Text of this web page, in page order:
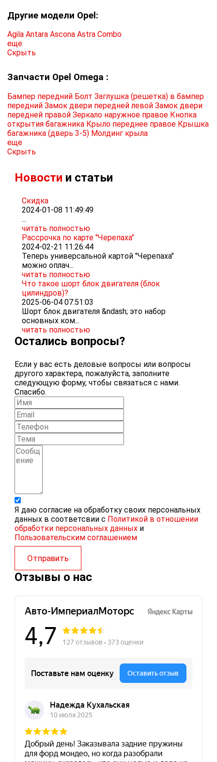
Другие модели Opel:
Agila Antara Ascona Astra Combo
еще
Скрыть
Запчасти Opel Omega :
Бампер передний Болт Заглушка (решетка) в бампер
передний Замок двери передней левой Замок двери
передней правой Зеркало наружное правое Кнопка
открытия багажника Крыло переднее правое Крышка
багажника (дверь 3-5) Молдинг крыла
еще
Скрыть
Новости и статьи
Скидка
2024-01-08 11:49:49
...
читать полностью
Рассрочка по карте "Черепаха"
2024-02-21 11:26:44
Теперь универсальной картой "Черепаха"
можно оплач...
читать полностью
Что такое шорт блок двигателя (блок
цилиндров)?
2025-06-04 07:51:03
Шорт блок двигателя &ndash; это набор
основных ком...
читать полностью
Остались вопросы?
Если у вас есть деловые вопросы или вопросы
другого характера, пожалуйста, заполните
следующую форму, чтобы связаться с нами.
Спасибо.
Я даю согласие на обработку своих персональных
данных в соответсвии с Политикой в отношении
обработки персональных данных и
Пользовательским соглашением
Отправить
Отзывы о нас